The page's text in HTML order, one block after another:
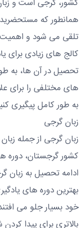
کشور، گرجی است و
همانطور که
تلقی می شود و
کالج های زیادی برای
تحصیل در آن ها، به
های مختلفی را برای
به طور کامل پیگیری
زبان گرجی
زبان گرجی از جمله
کشور گرجستان، دوره
ادامه تحصیل به زبان
بهترین دوره های
خود بسیار جلو می
بالاتری برای پیدا